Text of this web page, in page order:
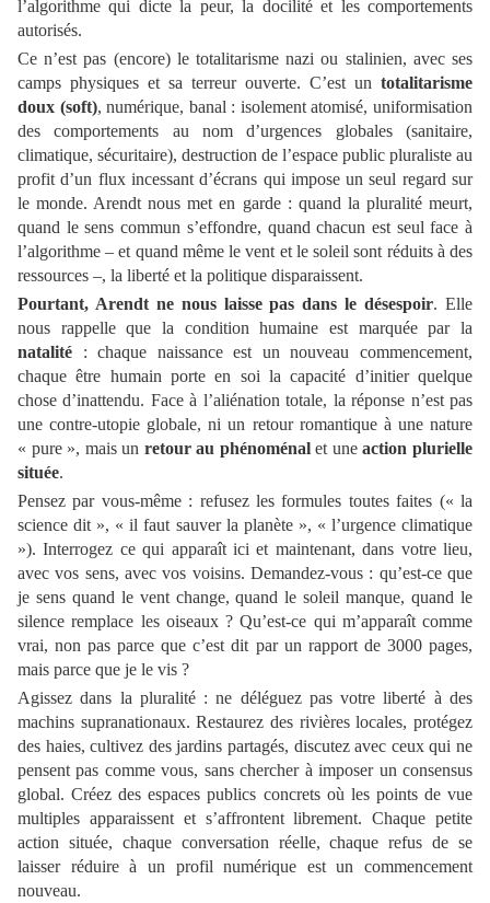
l’algorithme qui dicte la peur, la docilité et les comportements
autorisés.
Ce n’est pas (encore) le totalitarisme nazi ou stalinien, avec ses
camps physiques et sa terreur ouverte. C’est un totalitarisme
doux (soft), numérique, banal : isolement atomisé, uniformisation
des comportements au nom d’urgences globales (sanitaire,
climatique, sécuritaire), destruction de l’espace public pluraliste au
profit d’un flux incessant d’écrans qui impose un seul regard sur
le monde. Arendt nous met en garde : quand la pluralité meurt,
quand le sens commun s’effondre, quand chacun est seul face à
l’algorithme – et quand même le vent et le soleil sont réduits à des
ressources –, la liberté et la politique disparaissent.
Pourtant, Arendt ne nous laisse pas dans le désespoir. Elle
nous rappelle que la condition humaine est marquée par la
natalité : chaque naissance est un nouveau commencement,
chaque être humain porte en soi la capacité d’initier quelque
chose d’inattendu. Face à l’aliénation totale, la réponse n’est pas
une contre-utopie globale, ni un retour romantique à une nature
« pure », mais un retour au phénoménalet uneaction plurielle
située.
Pensez par vous-même : refusez les formules toutes faites (« la
science dit », « il faut sauver la planète », « l’urgence climatique
»). Interrogez ce qui apparaît ici et maintenant, dans votre lieu,
avec vos sens, avec vos voisins. Demandez-vous : qu’est-ce que
je sens quand le vent change, quand le soleil manque, quand le
silence remplace les oiseaux ? Qu’est-ce qui m’apparaît comme
vrai, non pas parce que c’est dit par un rapport de 3000 pages,
mais parce que je le vis ?
Agissez dans la pluralité : ne déléguez pas votre liberté à des
machins supranationaux. Restaurez des rivières locales, protégez
des haies, cultivez des jardins partagés, discutez avec ceux qui ne
pensent pas comme vous, sans chercher à imposer un consensus
global. Créez des espaces publics concrets où les points de vue
multiples apparaissent et s’affrontent librement. Chaque petite
action située, chaque conversation réelle, chaque refus de se
laisser réduire à un profil numérique est un commencement
nouveau.